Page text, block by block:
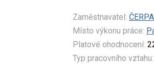
Zaměstnavatel:
Místo výkonu práce:
Platové ohodnocení:
Typ pracovního vztahu: